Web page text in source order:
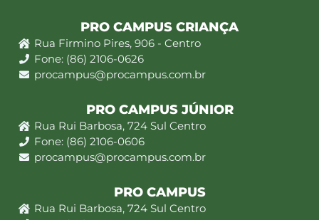
PRO CAMPUS CRIANÇA
Rua Firmino Pires, 906 - Centro
Fone: (86) 2106-0626
procampus@procampus.com.br
PRO CAMPUS JÚNIOR
Rua Rui Barbosa, 724 Sul Centro
Fone: (86) 2106-0606
procampus@procampus.com.br
PRO CAMPUS
Rua Rui Barbosa, 724 Sul Centro